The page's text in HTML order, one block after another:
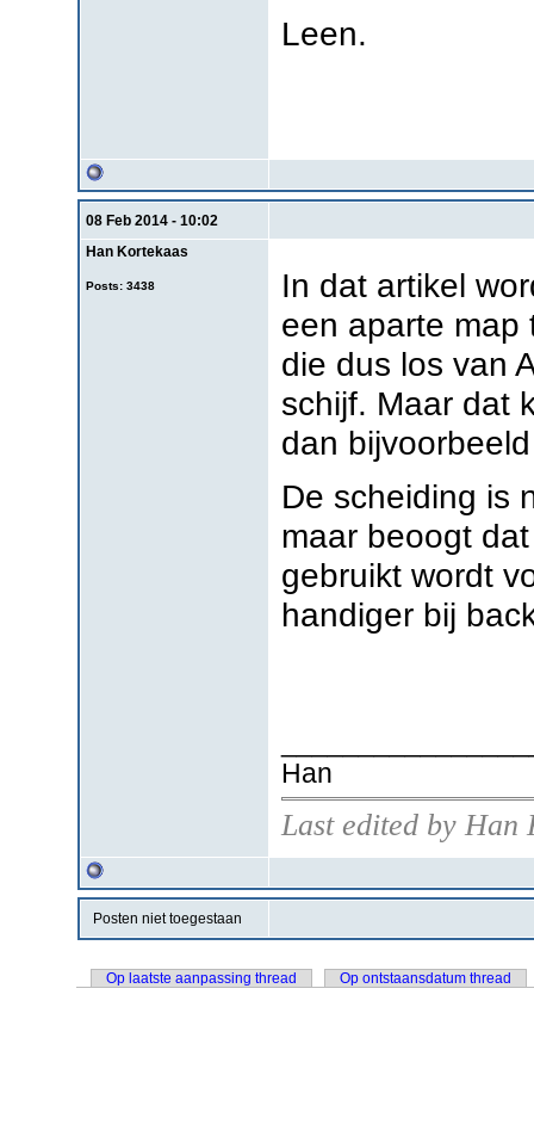
Leen.
08 Feb 2014 - 10:02
Han Kortekaas
Posts: 3438
In dat artikel
een aparte map
die dus los van
schijf. Maar dat
dan
De scheiding is
maar beoogt
gebruikt wordt
handiger bij
Han
Last edited by Han
Posten niet toegestaan
Op laatste aanpassing thread Op ontstaansdatum thread